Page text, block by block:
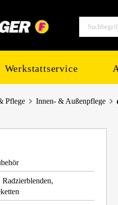
Werkstattservice
Pflege Innen- & Außenpflege
Radzierblenden,